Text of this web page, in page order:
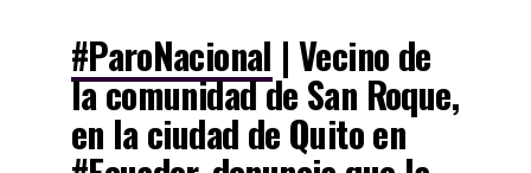
#ParoNacional | Vecino de
la comunidad de San Roque,
en la ciudad de Quito en